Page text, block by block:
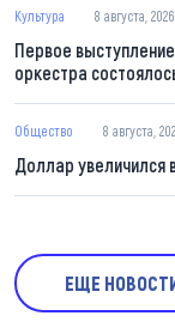
Культура 8 августа,
Первое
оркестра
Общество 8 августа,
Доллар увеличился
ЕЩЕ